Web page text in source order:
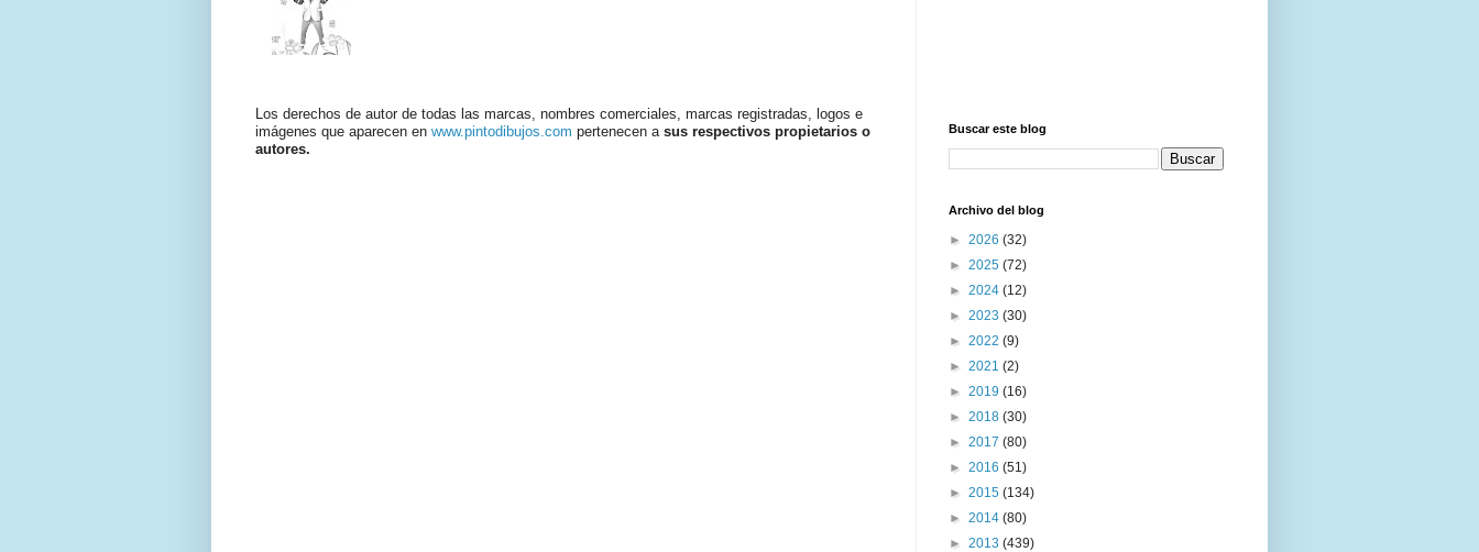
Los derechos de autor de todas las marcas, nombres comerciales, marcas registradas, logos e
imágenes que aparecen en www.pintodibujos.com pertenecen a sus respectivos propietarios o
autores.
Buscar este blog
Archivo del blog
► 2026 (32)
► 2025 (72)
► 2024 (12)
► 2023 (30)
► 2022 (9)
► 2021 (2)
► 2019 (16)
► 2018 (30)
► 2017 (80)
► 2016 (51)
► 2015 (134)
► 2014 (80)
► 2013 (439)